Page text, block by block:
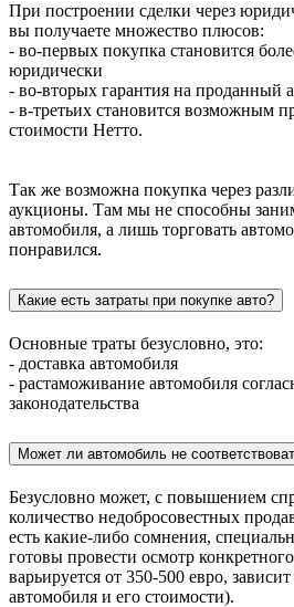
При построении сделки через
вы получаете множество плюсов:
- во-первых покупка становится
юридически
- во-вторых гарантия на проданный
- в-третьих становится возможным
стоимости Нетто.
Так же возможна покупка через
аукционы. Там мы не способны
автомобиля, а лишь торговать
понравился.
Какие есть затраты при покупке авто?
Основные траты безусловно, это:
- доставка автомобиля
- растаможивание автомобиля
законодательства
Может ли автомобиль не
Безусловно может, с повышением
количество недобросовестных
есть какие-либо сомнения,
готовы провести осмотр
варьируется от 350-500 евро,
автомобиля и его стоимости).